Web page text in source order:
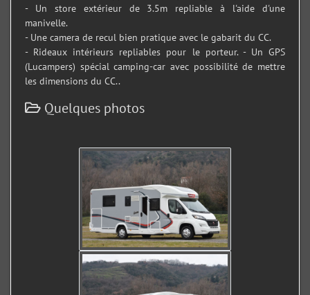
- Un store extérieur de 3.5m repliable à l'aide d'une
manivelle.
- Une camera de recul bien pratique avec le gabarit du CC.
- Rideaux intérieurs repliables pour le porteur. - Un GPS
(Lucampers) spécial camping-car avec possibilité de mettre
les dimensions du CC..
Quelques photos